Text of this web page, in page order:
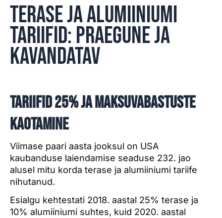
Terase ja alumiiniumi
tariifid: Praegune ja
kavandatav
Tariifid 25% ja maksuvabastuste
kaotamine
Viimase paari aasta jooksul on USA
kaubanduse laiendamise seaduse 232. jao
alusel mitu korda terase ja alumiiniumi tariife
nihutanud.
Esialgu kehtestati 2018. aastal 25% terase ja
10% alumiiniumi suhtes, kuid 2020. aastal